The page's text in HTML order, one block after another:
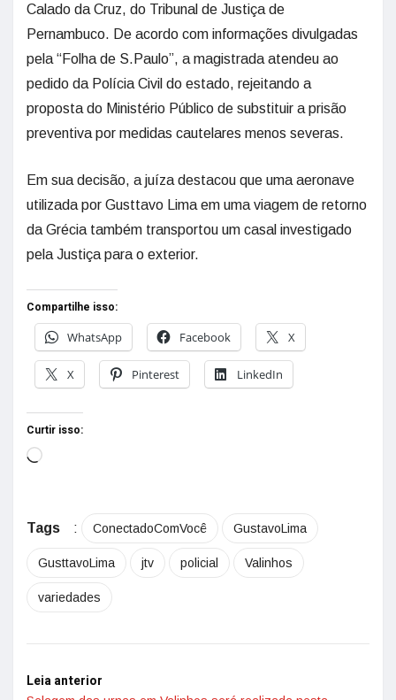
Calado da Cruz, do Tribunal de Justiça de
Pernambuco. De acordo com informações divulgadas
pela “Folha de S.Paulo”, a magistrada atendeu ao
pedido da Polícia Civil do estado, rejeitando a
proposta do Ministério Público de substituir a prisão
preventiva por medidas cautelares menos severas.
Em sua decisão, a juíza destacou que uma aeronave
utilizada por Gusttavo Lima em uma viagem de retorno
da Grécia também transportou um casal investigado
pela Justiça para o exterior.
Compartilhe isso:
WhatsApp
Facebook X
X Pinterest LinkedIn
Curtir isso:
Tags : ConectadoComVocê GustavoLima
GusttavoLima jtv policial Valinhos
variedades
Leia anterior